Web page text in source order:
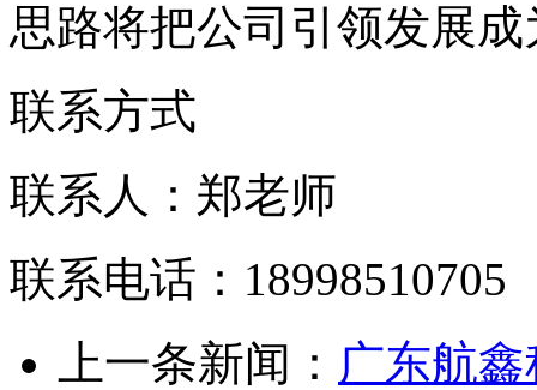
思路将把公司引领发展
联系方式
联系人：郑老师
联系电话：18998510705
上一条新闻： 广东航